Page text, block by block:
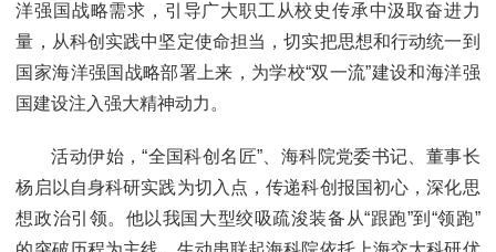
洋强国战略需求，引导广大职工从校史传承中汲取奋进力
量，从科创实践中坚定使命担当，切实把思想和行动统一到
国家海洋强国战略部署上来，为学校“双一流”建设和海洋强
国建设注入强大精神动力。
活动伊始，“全国科创名匠”、海科院党委书记、董事长
杨启以自身科研实践为切入点，传递科创报国初心，深化思
想政治引领。他以我国大型绞吸疏浚装备从“跟跑”到“领跑”